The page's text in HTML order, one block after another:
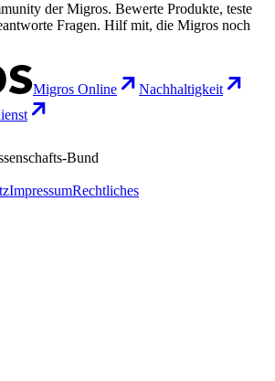
der Migros. Bewerte Produkte, teste
Fragen. Hilf mit, die Migros noch
Migros Online
Nachhaltigkeit
Bund
ImpressumRechtliches